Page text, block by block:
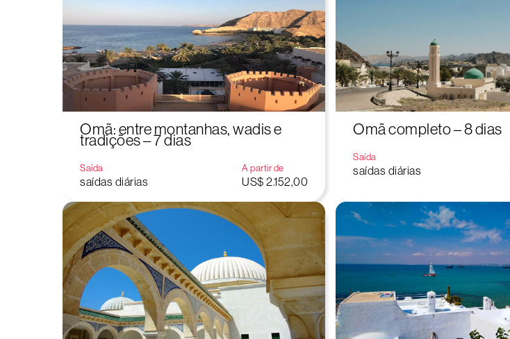
Omã: entre montanhas, wadis e
tradições – 7 dias
Saída
saídas diárias
A partir de
US$ 2.152,00
Omã completo – 8 dias
Saída
saídas diárias